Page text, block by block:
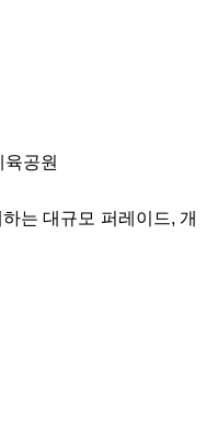
육공원
는 대규모 퍼레이드, 개